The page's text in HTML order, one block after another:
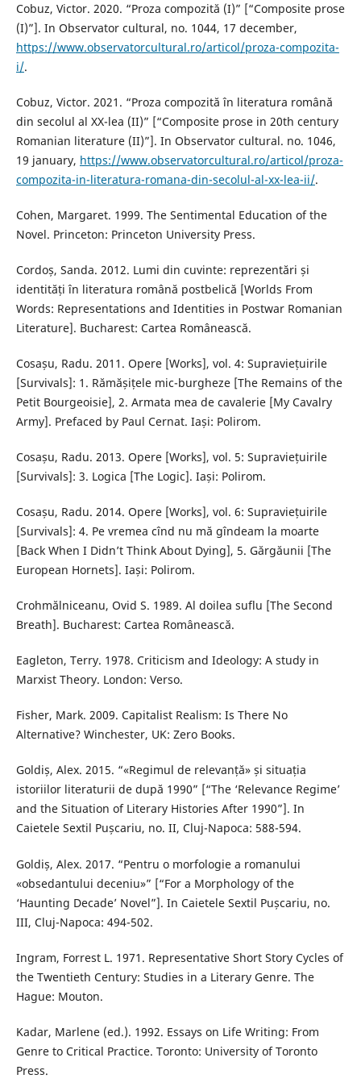
Cobuz, Victor. 2020. “Proza compozită (I)” [“Composite prose
(I)”]. In Observator cultural, no. 1044, 17 december,
https://www.observatorcultural.ro/articol/proza-compozita-
i/.
Cobuz, Victor. 2021. “Proza compozită în literatura română
din secolul al XX-lea (II)” [“Composite prose in 20th century
Romanian literature (II)”]. In Observator cultural. no. 1046,
19 january, https://www.observatorcultural.ro/articol/proza-
compozita-in-literatura-romana-din-secolul-al-xx-lea-ii/.
Cohen, Margaret. 1999. The Sentimental Education of the
Novel. Princeton: Princeton University Press.
Cordoș, Sanda. 2012. Lumi din cuvinte: reprezentări și
identități în literatura română postbelică [Worlds From
Words: Representations and Identities in Postwar Romanian
Literature]. Bucharest: Cartea Românească.
Cosașu, Radu. 2011. Opere [Works], vol. 4: Supraviețuirile
[Survivals]: 1. Rămășițele mic-burgheze [The Remains of the
Petit Bourgeoisie], 2. Armata mea de cavalerie [My Cavalry
Army]. Prefaced by Paul Cernat. Iași: Polirom.
Cosașu, Radu. 2013. Opere [Works], vol. 5: Supraviețuirile
[Survivals]: 3. Logica [The Logic]. Iași: Polirom.
Cosașu, Radu. 2014. Opere [Works], vol. 6: Supraviețuirile
[Survivals]: 4. Pe vremea cînd nu mă gîndeam la moarte
[Back When I Didn’t Think About Dying], 5. Gărgăunii [The
European Hornets]. Iași: Polirom.
Crohmălniceanu, Ovid S. 1989. Al doilea suflu [The Second
Breath]. Bucharest: Cartea Românească.
Eagleton, Terry. 1978. Criticism and Ideology: A study in
Marxist Theory. London: Verso.
Fisher, Mark. 2009. Capitalist Realism: Is There No
Alternative? Winchester, UK: Zero Books.
Goldiș, Alex. 2015. “«Regimul de relevanță» și situația
istoriilor literaturii de după 1990” [“The ‘Relevance Regime’
and the Situation of Literary Histories After 1990”]. In
Caietele Sextil Pușcariu, no. II, Cluj-Napoca: 588-594.
Goldiș, Alex. 2017. “Pentru o morfologie a romanului
«obsedantului deceniu»” [“For a Morphology of the
‘Haunting Decade’ Novel”]. In Caietele Sextil Pușcariu, no.
III, Cluj-Napoca: 494-502.
Ingram, Forrest L. 1971. Representative Short Story Cycles of
the Twentieth Century: Studies in a Literary Genre. The
Hague: Mouton.
Kadar, Marlene (ed.). 1992. Essays on Life Writing: From
Genre to Critical Practice. Toronto: University of Toronto
Press.